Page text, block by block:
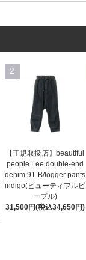
2
【正規取扱店】beautiful
people Lee double-end
denim 91-B/logger pants
indigo(ビューティフルピ
ープル)
31,500円(税込34,650円)